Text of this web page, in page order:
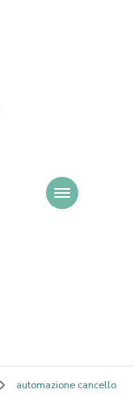
automazione cancello